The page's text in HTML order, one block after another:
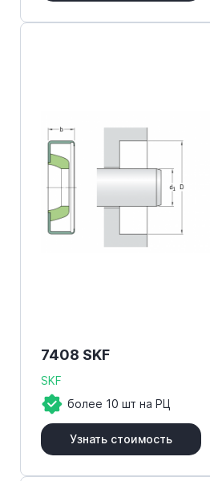
7408 SKF
SKF
более 10 шт на РЦ
Узнать стоимость